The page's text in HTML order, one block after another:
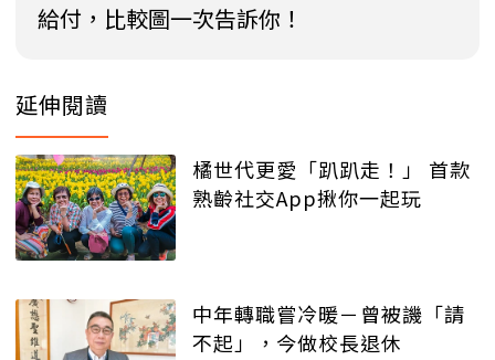
給付，比較圖一次告訴你！
延伸閱讀
橘世代更愛「趴趴走！」 首款
熟齡社交App揪你一起玩
中年轉職嘗冷暖－曾被譏「請
不起」，今做校長退休